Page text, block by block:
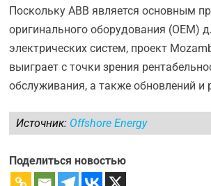
Поскольку ABB является основным
оригинального оборудования (OEM)
электрических систем, проект
выиграет с точки зрения
обслуживания, а также обновлений и
Источник: Offshore Energy
Поделиться новостью